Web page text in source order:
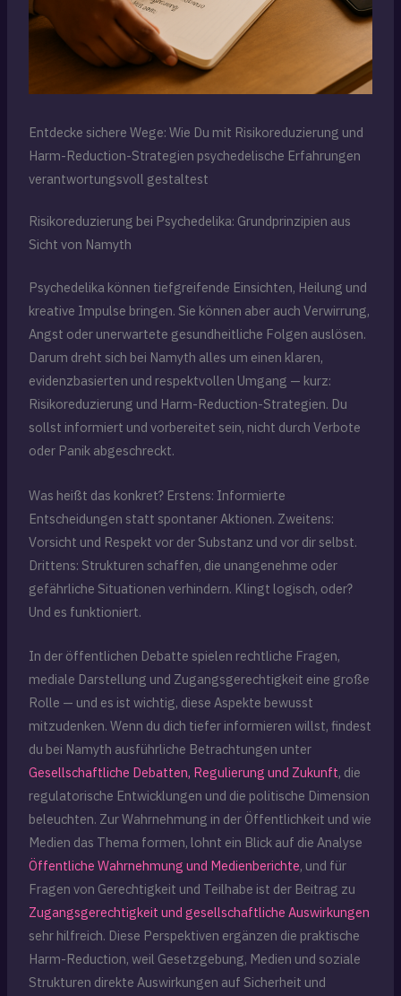
Entdecke sichere Wege: Wie Du mit Risikoreduzierung und
Harm-Reduction-Strategien psychedelische Erfahrungen
verantwortungsvoll gestaltest
Risikoreduzierung bei Psychedelika: Grundprinzipien aus
Sicht von Namyth
Psychedelika können tiefgreifende Einsichten, Heilung und
kreative Impulse bringen. Sie können aber auch Verwirrung,
Angst oder unerwartete gesundheitliche Folgen auslösen.
Darum dreht sich bei Namyth alles um einen klaren,
evidenzbasierten und respektvollen Umgang — kurz:
Risikoreduzierung und Harm-Reduction-Strategien. Du
sollst informiert und vorbereitet sein, nicht durch Verbote
oder Panik abgeschreckt.
Was heißt das konkret? Erstens: Informierte
Entscheidungen statt spontaner Aktionen. Zweitens:
Vorsicht und Respekt vor der Substanz und vor dir selbst.
Drittens: Strukturen schaffen, die unangenehme oder
gefährliche Situationen verhindern. Klingt logisch, oder?
Und es funktioniert.
In der öffentlichen Debatte spielen rechtliche Fragen,
mediale Darstellung und Zugangsgerechtigkeit eine große
Rolle — und es ist wichtig, diese Aspekte bewusst
mitzudenken. Wenn du dich tiefer informieren willst, findest
du bei Namyth ausführliche Betrachtungen unter
Gesellschaftliche Debatten, Regulierung und Zukunft, die
regulatorische Entwicklungen und die politische Dimension
beleuchten. Zur Wahrnehmung in der Öffentlichkeit und wie
Medien das Thema formen, lohnt ein Blick auf die Analyse
Öffentliche Wahrnehmung und Medienberichte, und für
Fragen von Gerechtigkeit und Teilhabe ist der Beitrag zu
Zugangsgerechtigkeit und gesellschaftliche Auswirkungen
sehr hilfreich. Diese Perspektiven ergänzen die praktische
Harm-Reduction, weil Gesetzgebung, Medien und soziale
Strukturen direkte Auswirkungen auf Sicherheit und